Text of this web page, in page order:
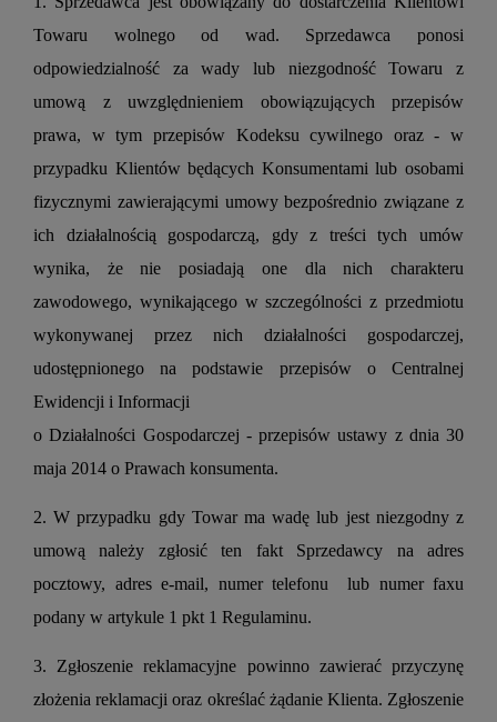
Towaru wolnego od wad. Sprzedawca ponosi
odpowiedzialność za wady lub niezgodność Towaru z
umową z uwzględnieniem obowiązujących przepisów
prawa, w tym przepisów Kodeksu cywilnego oraz - w
przypadku Klientów będących Konsumentami lub osobami
fizycznymi zawierającymi umowy bezpośrednio związane z
ich działalnością gospodarczą, gdy z treści tych umów
wynika, że nie posiadają one dla nich charakteru
zawodowego, wynikającego w szczególności z przedmiotu
wykonywanej przez nich działalności gospodarczej,
udostępnionego na podstawie przepisów o Centralnej
Ewidencji i Informacji
o Działalności Gospodarczej - przepisów ustawy z dnia 30
maja 2014 o Prawach konsumenta.
2. W przypadku gdy Towar ma wadę lub jest niezgodny z
umową należy zgłosić ten fakt Sprzedawcy na adres
pocztowy, adres e-mail, numer telefonu lub numer faxu
podany w artykule 1 pkt 1 Regulaminu.
3. Zgłoszenie reklamacyjne powinno zawierać przyczynę
złożenia reklamacji oraz określać żądanie Klienta. Zgłoszenie